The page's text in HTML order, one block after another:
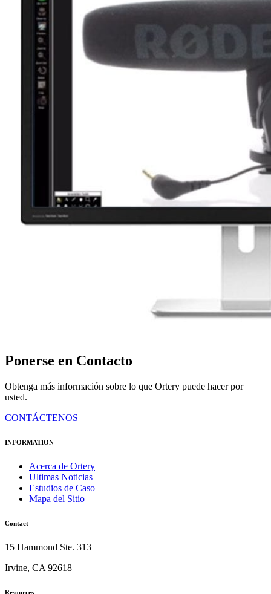
Ponerse en Contacto
Obtenga más información sobre lo que Ortery puede hacer por
usted.
CONTÁCTENOS
INFORMATION
Acerca de Ortery
Ultimas Noticias
Estudios de Caso
Mapa del Sitio
Contact
15 Hammond Ste. 313
Irvine, CA 92618
Resources